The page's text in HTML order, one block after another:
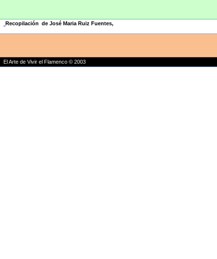
Recopilación de José Maria Ruiz Fuentes,
El Arte de Vivir el Flamenco © 2003